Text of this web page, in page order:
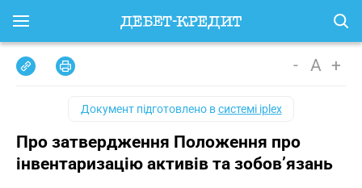
- A +
Документ підготовлено всистемі iplex
Про затвердження Положення про
інвентаризацію активів та зобов’язань